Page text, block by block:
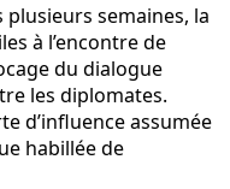
plusieurs semaines, la
à l’encontre de
du dialogue
les diplomates.
d’influence assumée
habillée de